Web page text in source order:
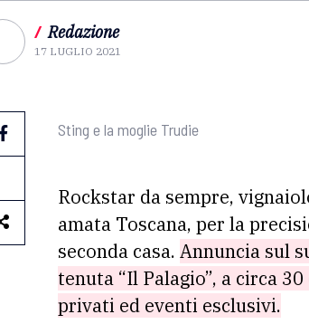
/ Redazione
17 LUGLIO 2021
Sting e la moglie Trudie
Rockstar da sempre,
amata Toscana, per la
seconda casa. Annuncia sul
tenuta “Il Palagio”, a circa
privati ed eventi esclusivi.